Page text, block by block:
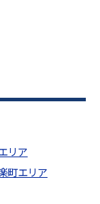
リア
町エリア